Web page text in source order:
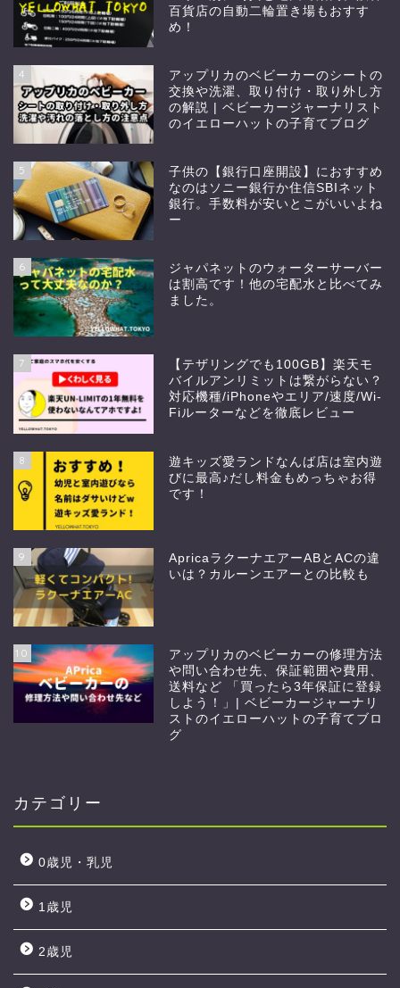
百貨店の自動二輪置き場もおすす
め！
4
アップリカのベビーカーのシートの
交換や洗濯、取り付け・取り外し方
の解説 | ベビーカージャーナリスト
のイエローハットの子育てブログ
5
子供の【銀行口座開設】におすすめ
なのはソニー銀行か住信SBIネット
銀行。手数料が安いとこがいいよね
ー
6
ジャパネットのウォーターサーバー
は割高です！他の宅配水と比べてみ
ました。
7
【テザリングでも100GB】楽天モ
バイルアンリミットは繋がらない？
対応機種/iPhoneやエリア/速度/Wi-
Fiルーターなどを徹底レビュー
8
遊キッズ愛ランドなんば店は室内遊
びに最高♪だし料金もめっちゃお得
です！
9
ApricaラクーナエアーABとACの違
いは？カルーンエアーとの比較も
10
アップリカのベビーカーの修理方法
や問い合わせ先、保証範囲や費用、
送料など 「買ったら3年保証に登録
しよう！」| ベビーカージャーナリ
ストのイエローハットの子育てブロ
グ
カテゴリー
0歳児・乳児
1歳児
2歳児